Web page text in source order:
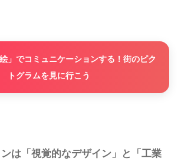
」でコミュニケーションする！街のピク
トグラムを見に行こう
は「視覚的なデザイン」と「工業